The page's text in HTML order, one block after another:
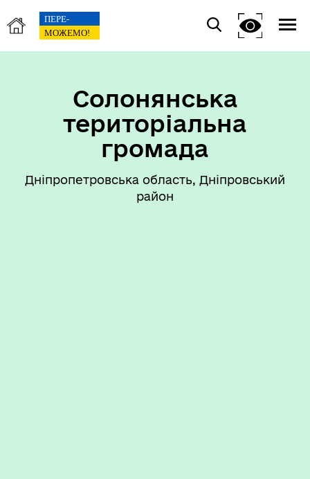
Солонянська
територіальна
громада
Дніпропетровська область, Дніпровський
район